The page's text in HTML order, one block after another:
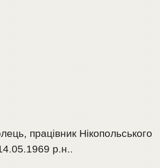
працівник Нікопольського
р.н..